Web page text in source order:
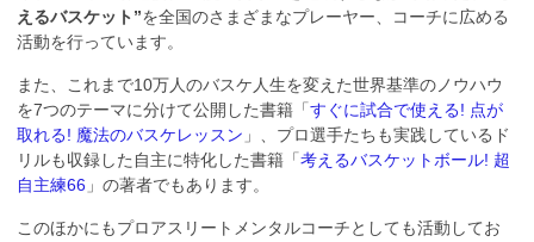
えるバスケット”を全国のさまざまなプレーヤー、コーチに広める
活動を行っています。
また、これまで10万人のバスケ人生を変えた世界基準のノウハウ
を7つのテーマに分けて公開した書籍「すぐに試合で使える! 点が
取れる! 魔法のバスケレッスン 」、プロ選手たちも実践しているド
リルも収録した自主に特化した書籍「考えるバスケットボール! 超
自主練66 」の著者でもあります。
このほかにもプロアスリートメンタルコーチとしても活動してお